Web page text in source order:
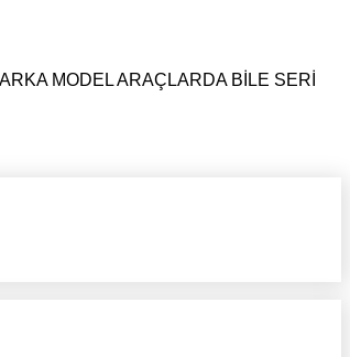
MODEL ARAÇLARDA BİLE SERİ